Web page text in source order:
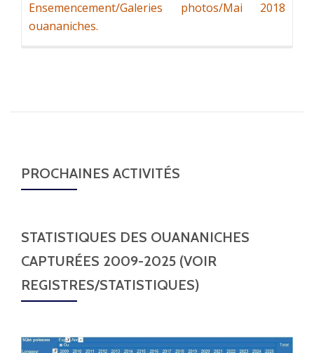
Ensemencement/Galeries photos/Mai 2018
ouananiches.
PROCHAINES ACTIVITÉS
STATISTIQUES DES OUANANICHES
CAPTURÉES 2009-2025 (VOIR
REGISTRES/STATISTIQUES)